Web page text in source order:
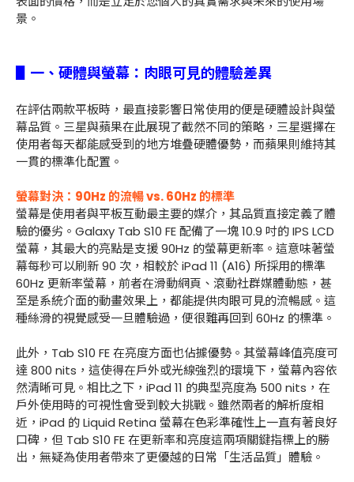
景。
▋一、硬體與螢幕：肉眼可見的體驗差異
在評估兩款平板時，最直接影響日常使用的便是硬體設計與螢
幕品質。三星與蘋果在此展現了截然不同的策略，三星選擇在
使用者每天都能感受到的地方堆疊硬體優勢，而蘋果則維持其
一貫的標準化配置。
螢幕對決：90Hz 的流暢 vs. 60Hz 的標準
螢幕是使用者與平板互動最主要的媒介，其品質直接定義了體
驗的優劣。Galaxy Tab S10 FE 配備了一塊 10.9 吋的 IPS LCD
螢幕，其最大的亮點是支援 90Hz 的螢幕更新率。這意味著螢
幕每秒可以刷新 90 次，相較於 iPad 11 (A16) 所採用的標準
60Hz 更新率螢幕，前者在滑動網頁、滾動社群媒體動態，甚
至是系統介面的動畫效果上，都能提供肉眼可見的流暢感。這
種絲滑的視覺感受一旦體驗過，便很難再回到 60Hz 的標準。
此外，Tab S10 FE 在亮度方面也佔據優勢。其螢幕峰值亮度可
達 800 nits，這使得在戶外或光線強烈的環境下，螢幕內容依
然清晰可見。相比之下，iPad 11 的典型亮度為 500 nits，在
戶外使用時的可視性會受到較大挑戰。雖然兩者的解析度相
近，iPad 的 Liquid Retina 螢幕在色彩準確性上一直有著良好
口碑，但 Tab S10 FE 在更新率和亮度這兩項關鍵指標上的勝
出，無疑為使用者帶來了更優越的日常「生活品質」體驗。